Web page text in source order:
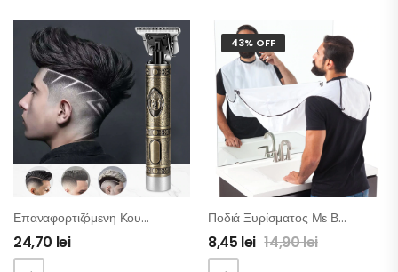
Επαναφορτιζόμενη Κουρευτική Μηχανή
24,70 lei
43% OFF
Ποδιά Ξυρίσματος Με Βεντούζες
8,45 lei 14,90lei